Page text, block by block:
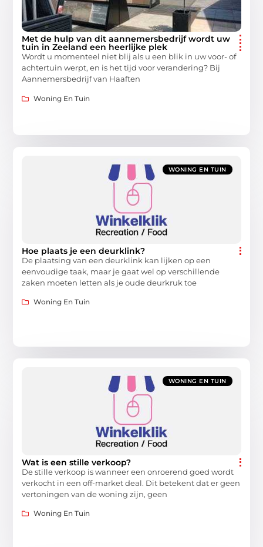
Met de hulp van dit aannemersbedrijf wordt uw
tuin in Zeeland een heerlijke plek
Wordt u momenteel niet blij als u een blik in uw voor- of
achtertuin werpt, en is het tijd voor verandering? Bij
Aannemersbedrijf van Haaften
Woning En Tuin
WONING EN TUIN
Hoe plaats je een deurklink?
De plaatsing van een deurklink kan lijken op een
eenvoudige taak, maar je gaat wel op verschillende
zaken moeten letten als je oude deurkruk toe
Woning En Tuin
WONING EN TUIN
Wat is een stille verkoop?
De stille verkoop is wanneer een onroerend goed wordt
verkocht in een off-market deal. Dit betekent dat er geen
vertoningen van de woning zijn, geen
Woning En Tuin